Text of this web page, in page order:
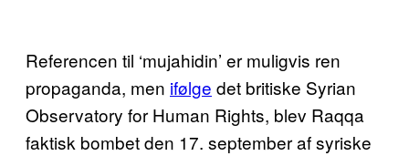
Referencen til ‘mujahidin’ er muligvis ren
propaganda, men ifølge det britiske Syrian
Observatory for Human Rights, blev Raqqa
faktisk bombet den 17. september af syriske